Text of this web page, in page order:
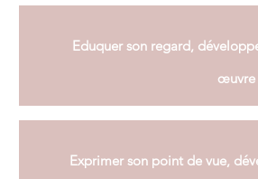
Eduquer son regard,
œuvre
Exprimer son point de vue,